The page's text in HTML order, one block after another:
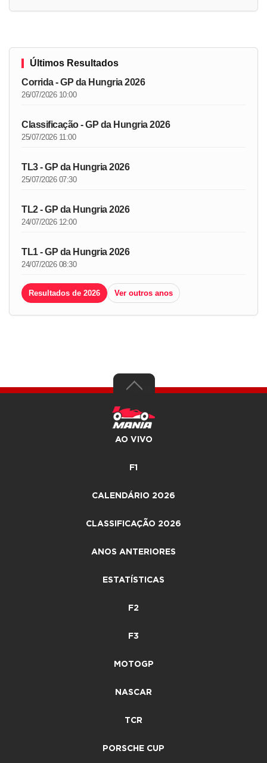
Últimos Resultados
Corrida - GP da Hungria 2026
26/07/2026 10:00
Classificação - GP da Hungria 2026
25/07/2026 11:00
TL3 - GP da Hungria 2026
25/07/2026 07:30
TL2 - GP da Hungria 2026
24/07/2026 12:00
TL1 - GP da Hungria 2026
24/07/2026 08:30
Resultados de 2026 Ver outros anos
AO VIVO
F1
CALENDÁRIO 2026
CLASSIFICAÇÃO 2026
ANOS ANTERIORES
ESTATÍSTICAS
F2
F3
MOTOGP
NASCAR
TCR
PORSCHE CUP